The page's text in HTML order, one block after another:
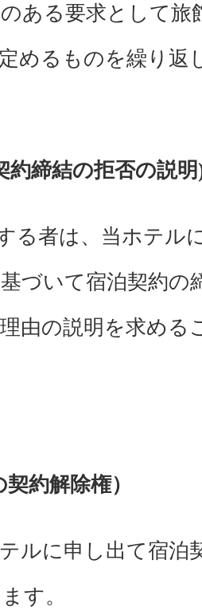
ある要求として旅
めるものを繰り返
約締結の拒否の説
る者は、当ホテル
づいて宿泊契約の
由の説明を求める
約解除権）
ルに申し出て宿泊
す。